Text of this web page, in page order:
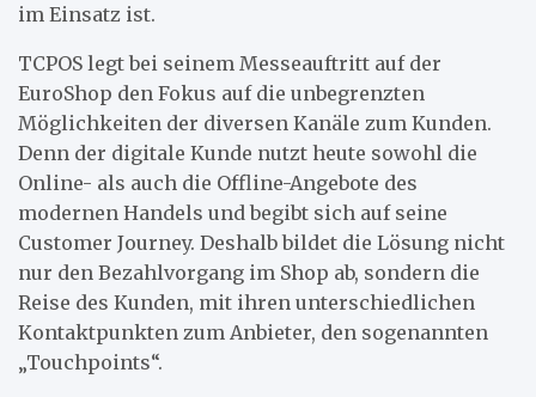
im Einsatz ist.
TCPOS legt bei seinem Messeauftritt auf der
EuroShop den Fokus auf die unbegrenzten
Möglichkeiten der diversen Kanäle zum Kunden.
Denn der digitale Kunde nutzt heute sowohl die
Online- als auch die Offline-Angebote des
modernen Handels und begibt sich auf seine
Customer Journey. Deshalb bildet die Lösung nicht
nur den Bezahlvorgang im Shop ab, sondern die
Reise des Kunden, mit ihren unterschiedlichen
Kontaktpunkten zum Anbieter, den sogenannten
„Touchpoints“.